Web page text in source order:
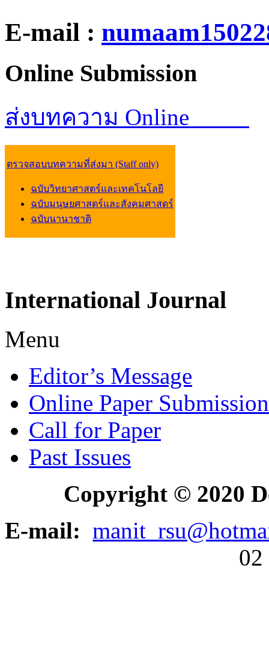
E-mail :
Online Submission
ส่งบทความ Online
ตรวจสอบบทความที่ส่งมา (Staff only)
ฉบับวิทยาศาสตร์และเทคโนโลยี
ฉบับมนุษยศาสตร์และสังคมศาสตร์
ฉบับนานาชาติ
International Journal
Menu
Editor’s Message
Online Paper Submission
Call for Paper
Past Issues
Copyright © 2020
E-mail:
02